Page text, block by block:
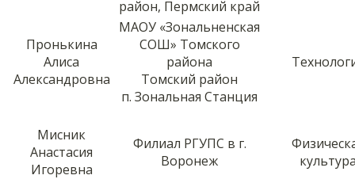
район, Пермский край
Пронькина
Алиса
Александровна
МАОУ «Зональненская
СОШ» Томского
района
Томский район
п. Зональная Станция
Мисник
Анастасия
Игоревна
Филиал РГУПС в г.
Воронеж